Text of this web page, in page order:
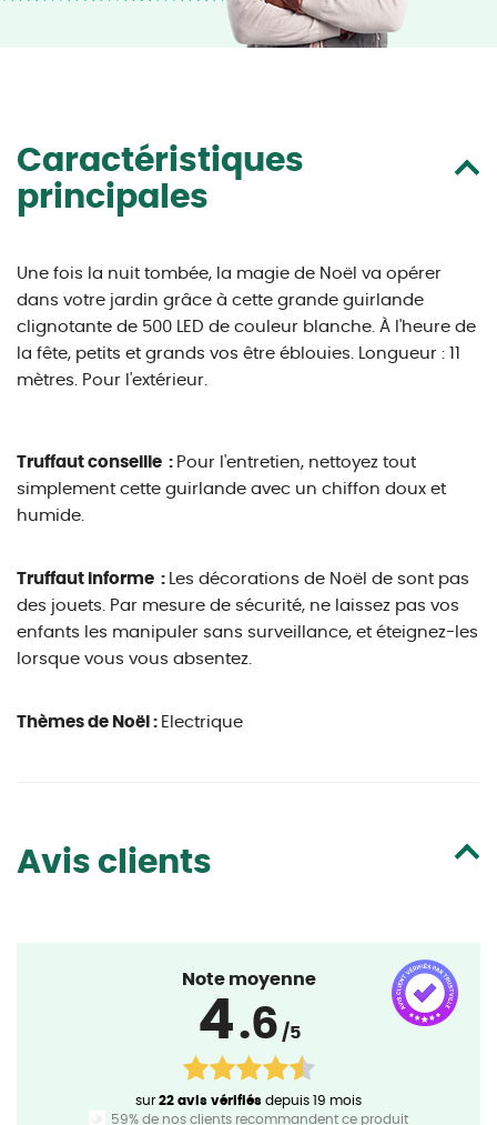
Caractéristiques
principales
Une fois la nuit tombée, la magie de Noël va opérer
dans votre jardin grâce à cette grande guirlande
clignotante de 500 LED de couleur blanche. À l'heure de
la fête, petits et grands vos être éblouies. Longueur : 11
mètres. Pour l'extérieur.
Truffaut conseille : Pour l'entretien, nettoyez tout
simplement cette guirlande avec un chiffon doux et
humide.
Truffaut informe : Les décorations de Noël de sont pas
des jouets. Par mesure de sécurité, ne laissez pas vos
enfants les manipuler sans surveillance, et éteignez-les
lorsque vous vous absentez.
Thèmes de Noël : Electrique
Avis clients
Note moyenne
4.6 /5
sur22 avis vérifiés depuis 19 mois
59% de nos clients recommandent ce produit